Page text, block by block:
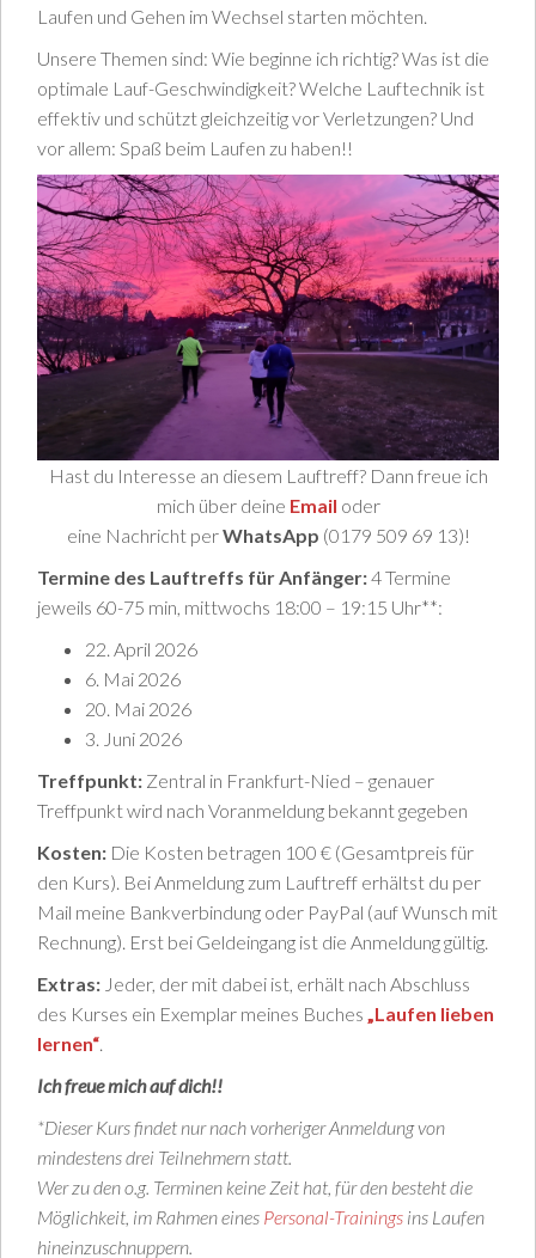
Laufen und Gehen im Wechsel starten möchten.
Unsere Themen sind: Wie beginne ich richtig? Was ist die
optimale Lauf-Geschwindigkeit? Welche Lauftechnik ist
effektiv und schützt gleichzeitig vor Verletzungen? Und
vor allem: Spaß beim Laufen zu haben!!
Hast du Interesse an diesem Lauftreff? Dann freue ich
mich über deine Email oder
eine Nachricht perWhatsApp (0179 509 69 13)!
Termine des Lauftreffs für Anfänger:4 Termine
jeweils 60-75 min, mittwochs 18:00 – 19:15 Uhr**:
22. April 2026
6. Mai 2026
20. Mai 2026
3. Juni 2026
Treffpunkt: Zentral in Frankfurt-Nied – genauer
Treffpunkt wird nach Voranmeldung bekannt gegeben
Kosten: Die Kosten betragen 100 € (Gesamtpreis für
den Kurs). Bei Anmeldung zum Lauftreff erhältst du per
Mail meine Bankverbindung oder PayPal (auf Wunsch mit
Rechnung). Erst bei Geldeingang ist die Anmeldung gültig.
Extras: Jeder, der mit dabei ist, erhält nach Abschluss
des Kurses ein Exemplar meines Buches „Laufen lieben
lernen“.
Ich freue mich auf dich!!
*Dieser Kurs findet nur nach vorheriger Anmeldung von
mindestens drei Teilnehmern statt.
Wer zu den o.g. Terminen keine Zeit hat, für den besteht die
Möglichkeit, im Rahmen eines Personal-Trainings ins Laufen
hineinzuschnuppern.